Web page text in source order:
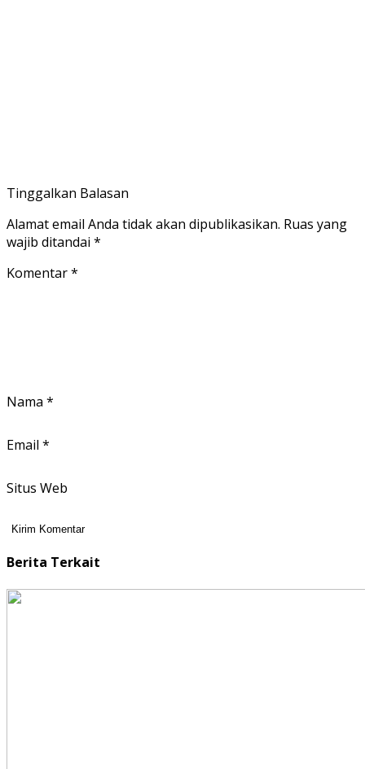
Tinggalkan Balasan
Alamat email Anda tidak akan dipublikasikan. Ruas yang
wajib ditandai *
Komentar*
Nama *
Email *
Situs Web
Berita Terkait